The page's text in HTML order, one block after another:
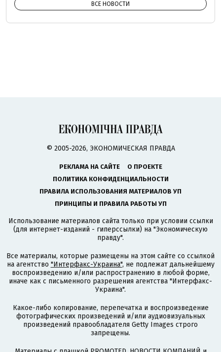
ВСЕ НОВОСТИ
© 2005-2026, ЭКОНОМИЧЕСКАЯ ПРАВДА
РЕКЛАМА НА САЙТЕ
О ПРОЕКТЕ
ПОЛИТИКА КОНФИДЕНЦИАЛЬНОСТИ
ПРАВИЛА ИСПОЛЬЗОВАНИЯ МАТЕРИАЛОВ УП
ПРИНЦИПЫ И ПРАВИЛА РАБОТЫ УП
Использование материалов сайта только при условии ссылки
(для интернет-изданий - гиперссылки) на "Экономическую
правду".
Все материалы, которые размещены на этом сайте со ссылкой
на агентство "Интерфакс-Украина", не подлежат дальнейшему
воспроизведению и/или распространению в любой форме,
иначе как с письменного разрешения агентства "Интерфакс-
Украина".
Какое-либо копирование, перепечатка и воспроизведение
фотографических произведений и/или аудиовизуальных
произведений правообладателя Getty Images строго
запрещены.